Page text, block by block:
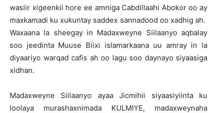
wasiir xigeenkii hore ee amniga Cabdillaahi Abokor oo ay
maxkamadi ku xukuntay saddex sannadood oo xadhig ah.
Waxaana la sheegay in Madaxweyne Siilaanyo aqbalay
soo jeedinta Muuse Biixi islamarkaana uu amray in la
diyaariyo warqad cafis ah oo lagu soo daynayo siyaasiga
xidhan.
Madaxweyne Siilaanyo ayaa Jicmihii siyaasiyiinta ku
loolaya murashaxnimada KULMIYE, madaxweynaha